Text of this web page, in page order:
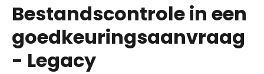
Bestandscontrole in een
goedkeuringsaanvraag
- Legacy